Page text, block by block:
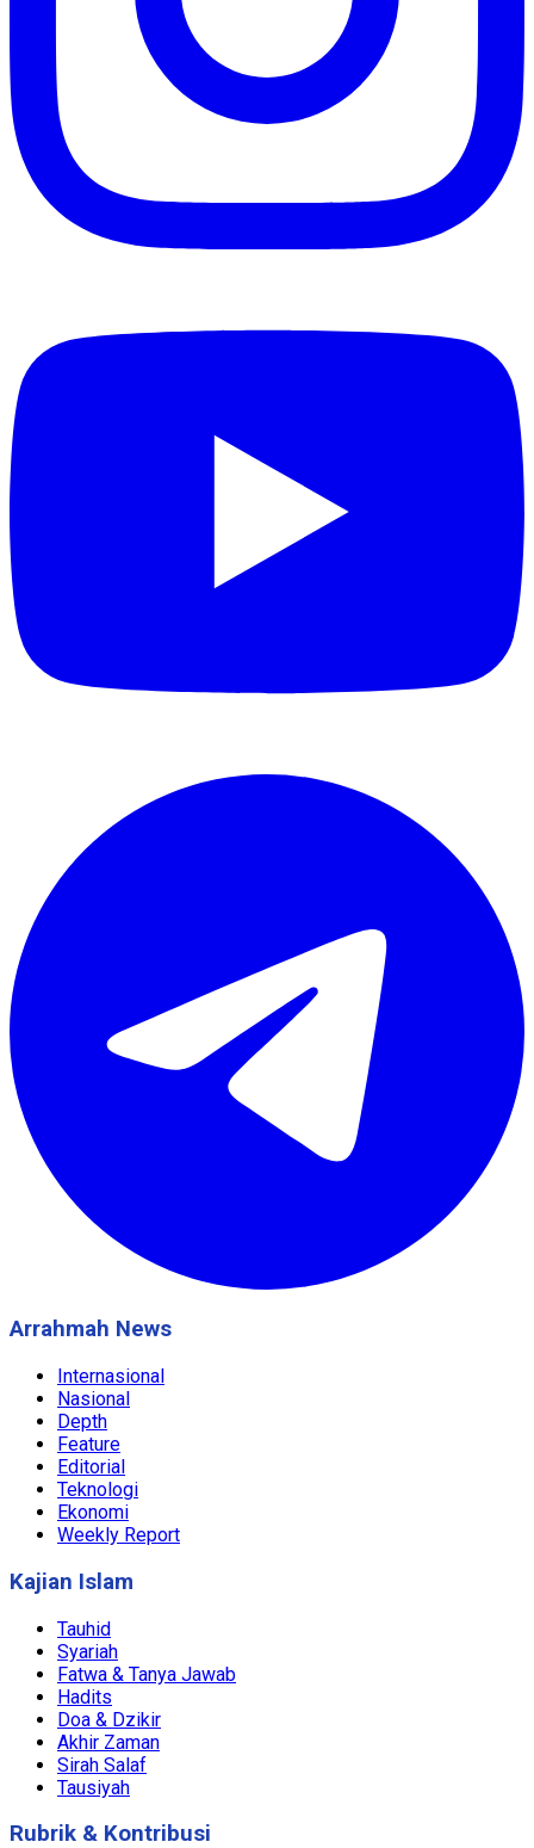
Arrahmah News
Internasional
Nasional
Depth
Feature
Editorial
Teknologi
Ekonomi
Weekly Report
Kajian Islam
Tauhid
Syariah
Fatwa & Tanya Jawab
Hadits
Doa & Dzikir
Akhir Zaman
Sirah Salaf
Tausiyah
Rubrik & Kontribusi